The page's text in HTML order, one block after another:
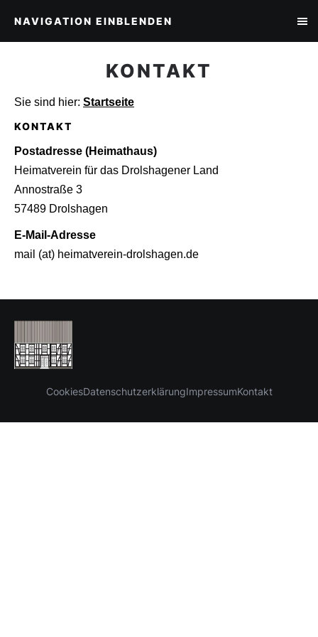
NAVIGATION EINBLENDEN
KONTAKT
Sie sind hier: Startseite
KONTAKT
Postadresse (Heimathaus)
Heimatverein für das Drolshagener Land
Annostraße 3
57489 Drolshagen
E-Mail-Adresse
mail (at) heimatverein-drolshagen.de
CookiesDatenschutzerklärungImpressumKontakt